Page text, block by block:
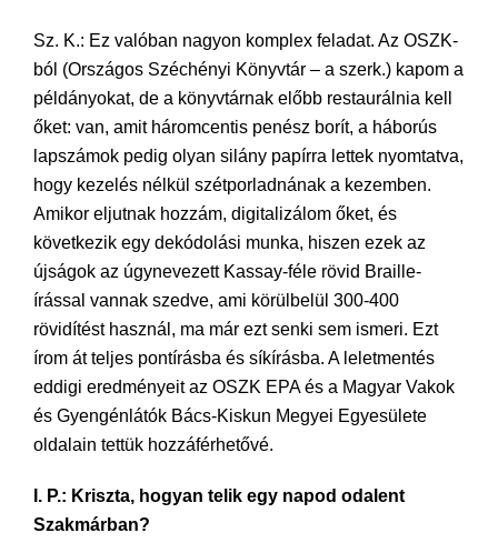
Sz. K.: Ez valóban nagyon komplex feladat. Az OSZK-
ból (Országos Széchényi Könyvtár – a szerk.) kapom a
példányokat, de a könyvtárnak előbb restaurálnia kell
őket: van, amit háromcentis penész borít, a háborús
lapszámok pedig olyan silány papírra lettek nyomtatva,
hogy kezelés nélkül szétporladnának a kezemben.
Amikor eljutnak hozzám, digitalizálom őket, és
következik egy dekódolási munka, hiszen ezek az
újságok az úgynevezett Kassay-féle rövid Braille-
írással vannak szedve, ami körülbelül 300-400
rövidítést használ, ma már ezt senki sem ismeri. Ezt
írom át teljes pontírásba és síkírásba. A leletmentés
eddigi eredményeit az OSZK EPA és a Magyar Vakok
és Gyengénlátók Bács-Kiskun Megyei Egyesülete
oldalain tettük hozzáférhetővé.
I. P.: Kriszta, hogyan telik egy napod odalent
Szakmárban?